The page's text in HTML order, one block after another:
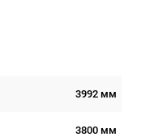
3992 мм
3800 мм